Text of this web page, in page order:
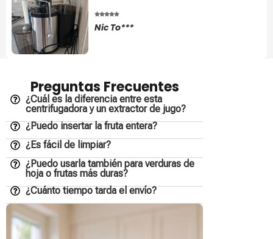
Nic To***
Preguntas Frecuentes
¿Cuál es la diferencia entre esta
centrifugadora y un extractor de jugo?
¿Puedo insertar la fruta entera?
¿Es fácil de limpiar?
¿Puedo usarla también para verduras de
hoja o frutas más duras?
¿Cuánto tiempo tarda el envío?